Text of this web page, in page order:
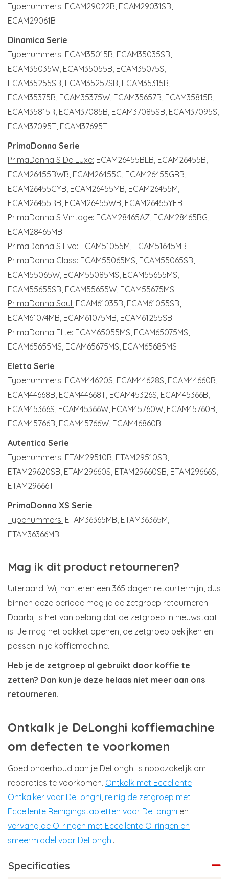
Typenummers: ECAM29022B, ECAM29031SB,
ECAM29061B
Dinamica Serie
Typenummers: ECAM35015B, ECAM35035SB,
ECAM35035W, ECAM35055B, ECAM35075S,
ECAM35255SB, ECAM35257SB, ECAM35315B,
ECAM35375B, ECAM35375W, ECAM35657B, ECAM35815B,
ECAM35815R, ECAM37085B, ECAM37085SB, ECAM37095S,
ECAM37095T, ECAM37695T
PrimaDonna Serie
PrimaDonna S De Luxe: ECAM26455BLB, ECAM26455B,
ECAM26455BWB, ECAM26455C, ECAM26455GRB,
ECAM26455GYB, ECAM26455MB, ECAM26455M,
ECAM26455RB, ECAM26455WB, ECAM26455YEB
PrimaDonna S Vintage: ECAM28465AZ, ECAM28465BG,
ECAM28465MB
PrimaDonna S Evo: ECAM51055M, ECAM51645MB
PrimaDonna Class: ECAM55065MS, ECAM55065SB,
ECAM55065W, ECAM55085MS, ECAM55655MS,
ECAM55655SB, ECAM55655W, ECAM55675MS
PrimaDonna Soul: ECAM61035B, ECAM61055SB,
ECAM61074MB, ECAM61075MB, ECAM61255SB
PrimaDonna Elite: ECAM65055MS, ECAM65075MS,
ECAM65655MS, ECAM65675MS, ECAM65685MS
Eletta Serie
Typenummers: ECAM44620S, ECAM44628S, ECAM44660B,
ECAM44668B, ECAM44668T, ECAM45326S, ECAM45366B,
ECAM45366S, ECAM45366W, ECAM45760W, ECAM45760B,
ECAM45766B, ECAM45766W, ECAM46860B
Autentica Serie
Typenummers: ETAM29510B, ETAM29510SB,
ETAM29620SB, ETAM29660S, ETAM29660SB, ETAM29666S,
ETAM29666T
PrimaDonna XS Serie
Typenummers: ETAM36365MB, ETAM36365M,
ETAM36366MB
Mag ik dit product retourneren?
Uiteraard! Wij hanteren een 365 dagen retourtermijn, dus
binnen deze periode mag je de zetgroep retourneren.
Daarbij is het van belang dat de zetgroep in nieuwstaat
is. Je mag het pakket openen, de zetgroep bekijken en
passen in je koffiemachine.
Heb je de zetgroep al gebruikt door koffie te
zetten? Dan kun je deze helaas niet meer aan ons
retourneren.
Ontkalk je DeLonghi koffiemachine
om defecten te voorkomen
Goed onderhoud aan je DeLonghi is noodzakelijk om
reparaties te voorkomen. Ontkalk met Eccellente
Ontkalker voor DeLonghi, reinig de zetgroep met
Eccellente Reinigingstabletten voor DeLonghi en
vervang de O-ringen met Eccellente O-ringen en
smeermiddel voor DeLonghi.
Specificaties